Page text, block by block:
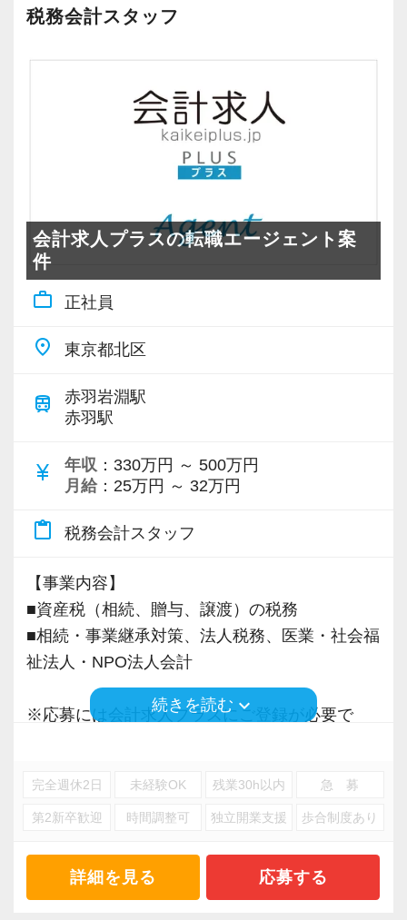
いるので、困りごとはいつでも相談可能。
＜事務所内のメンバー構成＞
現在の配属先は7名体制(男性5名・女性2名、20
代〜70代)で、実際に未経験で入社したスタッフ
は遠慮なくできる堅苦しさのない雰囲気です。
賑やかさは少ないかもしれませんが、落ち着い
た環境で集中して仕事に取り組めます。
も抜群】
夏季休暇が7日間あり、7〜8月の間で自由に取得
可能です。
や旅行など、自分の時間を確保できます♪
繁忙期の3月以外はほとんど残業もなく、資格試
験の勉強時間も確保しやすい環境を整えていま
す。
＼こんな方にぴったりな環境です！／
☆ 業界未経験から税務会計業界にチャレンジし
たい
☆ 専門知識を磨いてスキルアップをしたい
☆ お客様と長く向き合う仕事にやりがいを感じ
られる方
てみたい
す】
人数が少ないからこそ、一人ひとりの顔が見え
税務会計スタッフ
会計求人プラスの転職エージェント案
件
work_outline 正社員
place 東京都北区
train
赤羽岩淵駅
赤羽駅
currency_yen 年収 ：330万円 ～ 500万円
月給 ：25万円 ～ 32万円
content_paste 税務会計スタッフ
【事業内容】
■資産税（相続、贈与、譲渡）の税務
■相続・事業継承対策、法人税務、医業・社会福
祉法人・NPO法人会計
※応募には会計求人プラスにご登録が必要で
続きを読むkeyboard_arrow_down
完全週休2日 未経験OK 残業30h以内 急 募
第2新卒歓迎 時間調整可 独立開業支援 歩合制度あり
詳細を見る 応募する